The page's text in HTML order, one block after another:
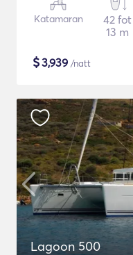
Katamaran
42 fot
13 m
$3,939 /natt
Lagoon 500